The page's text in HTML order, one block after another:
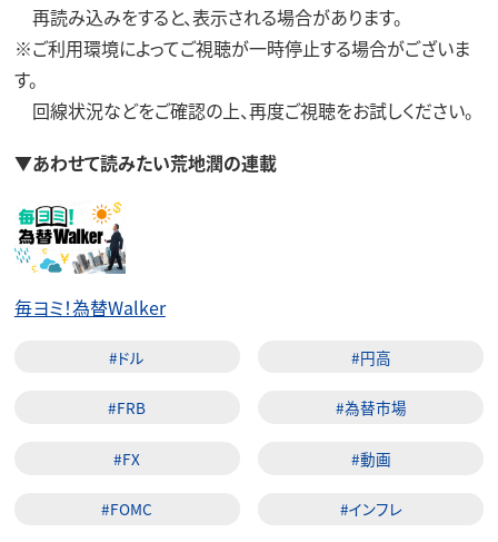
再読み込みをすると、表示される場合があります。
※ご利用環境によってご視聴が一時停止する場合がございま
す。
回線状況などをご確認の上、再度ご視聴をお試しください。
▼あわせて読みたい荒地潤の連載
毎ヨミ！為替Walker
#ドル #円高
#FRB #為替市場
#FX #動画
#FOMC #インフレ